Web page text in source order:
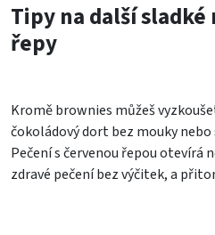
Tipy na další
řepy
Kromě brownies můžeš
čokoládový dort bez mouky
Pečení s červenou řepou otevírá
zdravé pečení bez výčitek, a